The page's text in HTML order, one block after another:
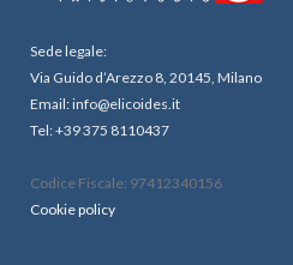
Sede legale:
Via Guido d’Arezzo 8, 20145, Milano
Email: info@elicoides.it
Tel: +39 375 8110437
Codice Fiscale: 97412340156
Cookie policy